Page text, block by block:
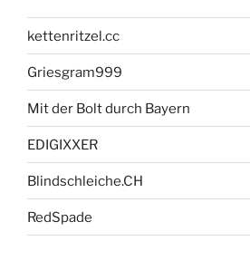
kettenritzel.cc
Griesgram999
Mit der Bolt durch Bayern
EDIGIXXER
Blindschleiche.CH
RedSpade